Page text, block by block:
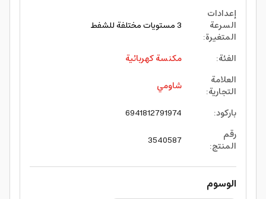
إعدادات
السرعة
المتغيرة:
3 مستويات مختلفة للشفط
الفئة:
مكنسة كهربائية
العلامة
التجارية:
شاومي
باركود:
6941812791974
رقم
المنتج:
3540587
الوسوم